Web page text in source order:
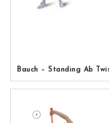
Bauch – Standing Ab